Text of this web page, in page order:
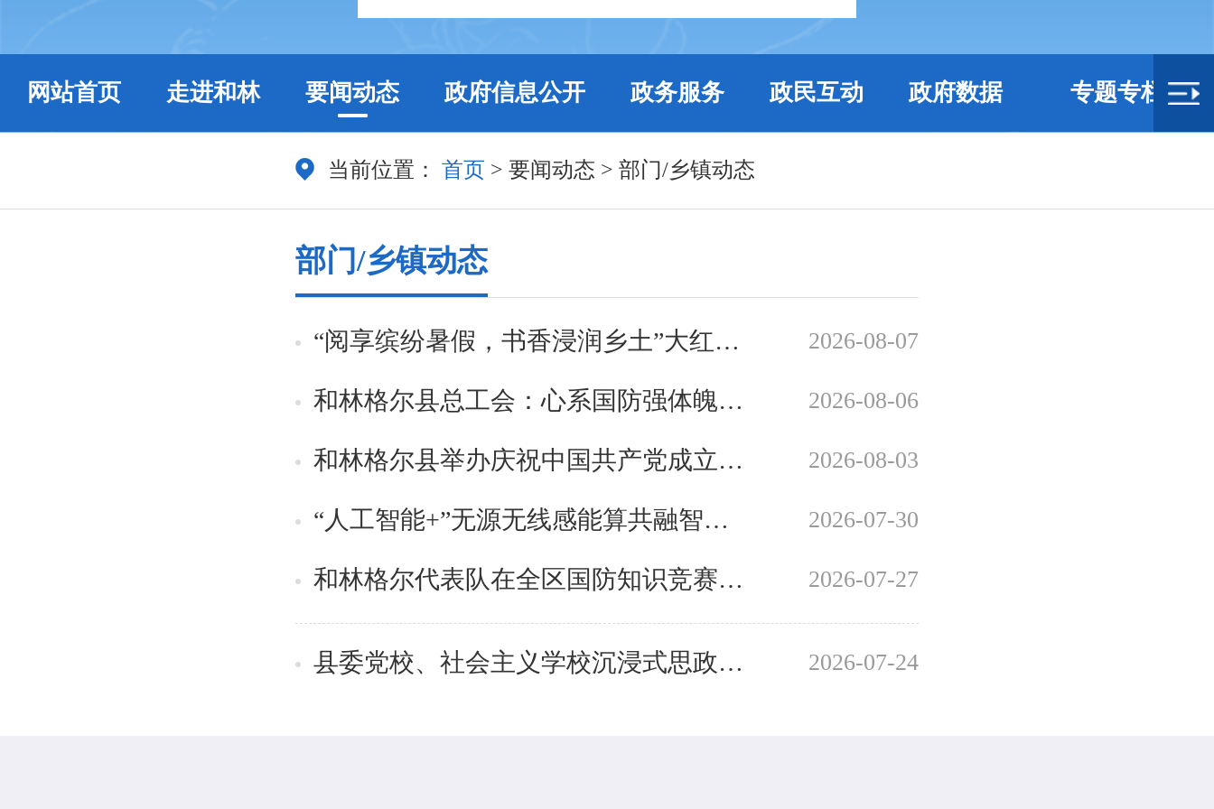
网站首页 走进和林 要闻动态 政府信息公开 政务服务 政民互动 政府数据 专题专栏
当前位置： 首页 > 要闻动态 > 部门/乡镇动态
部门/乡镇动态
“阅享缤纷暑假，书香浸润乡土”大红城乡开展暑期阅读推广活动 2026-08-07
和林格尔县总工会：心系国防强体魄童心筑梦向未来 2026-08-06
和林格尔县举办庆祝中国共产党成立105周年经典诵读比赛 2026-08-03
“人工智能+”无源无线感能算共融智能监测终端中试平台落地和林格尔 2026-07-30
和林格尔代表队在全区国防知识竞赛呼和浩特初赛中获佳奖 2026-07-27
县委党校、社会主义学校沉浸式思政课亮相全国学术研讨会 2026-07-24